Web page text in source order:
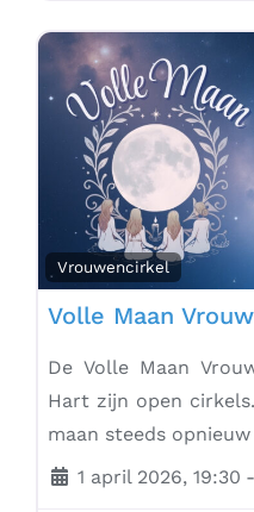
Vrouwencirkel
Volle Maan
De Volle Maan
Hart zijn open
maan steeds
1 april 2026, 19:30 -